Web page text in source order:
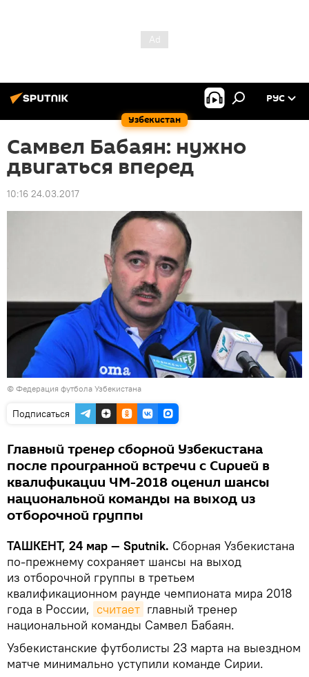
Узбекистан
РУС
Самвел Бабаян: нужно
двигаться вперед
10:16 24.03.2017
© Федерация футбола Узбекистана
Подписаться
Главный тренер сборной Узбекистана
после проигранной встречи с Сирией в
квалификации ЧМ-2018 оценил шансы
национальной команды на выход из
отборочной группы
ТАШКЕНТ, 24 мар — Sputnik. Сборная Узбекистана
по-прежнему сохраняет шансы на выход
из отборочной группы в третьем
квалификационном раунде чемпионата мира 2018
года в России, считает главный тренер
национальной команды Самвел Бабаян.
Узбекистанские футболисты 23 марта на выездном
матче минимально уступили команде Сирии.